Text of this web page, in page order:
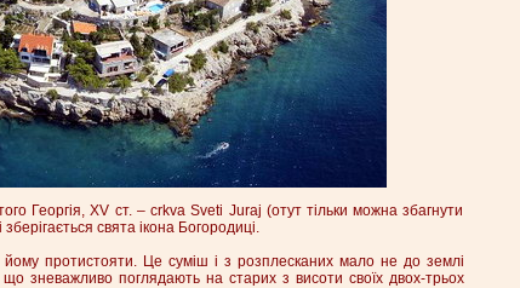
Георгія, XV ст. – crkva Sveti Juraj (отут тільки можна збагнути
свята ікона Богородиці.
протистояти. Це суміш і з розплесканих мало не до землі
зневажливо поглядають на старих з висоти своїх двох-трьох